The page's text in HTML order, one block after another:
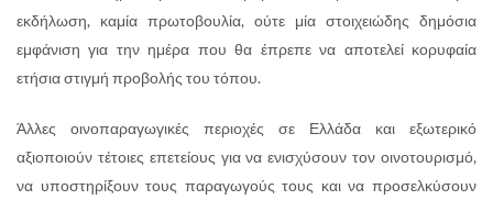
εκδήλωση, καμία πρωτοβουλία, ούτε μία στοιχειώδης δημόσια
εμφάνιση για την ημέρα που θα έπρεπε να αποτελεί κορυφαία
ετήσια στιγμή προβολής του τόπου.
Άλλες οινοπαραγωγικές περιοχές σε Ελλάδα και εξωτερικό
αξιοποιούν τέτοιες επετείους για να ενισχύσουν τον οινοτουρισμό,
να υποστηρίξουν τους παραγωγούς τους και να προσελκύσουν